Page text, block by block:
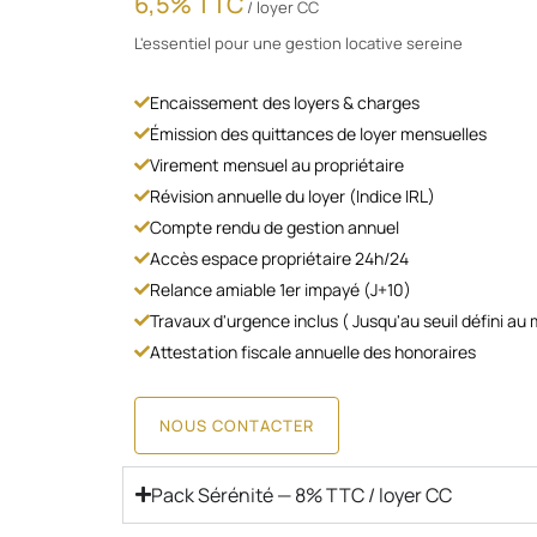
/ loyer CC
L'essentiel pour une gestion locative sereine
Encaissement des loyers & charges
Émission des quittances de loyer mensuelles
Virement mensuel au propriétaire
Révision annuelle du loyer (Indice IRL)
Compte rendu de gestion annuel
Accès espace propriétaire 24h/24
Relance amiable 1er impayé (J+10)
Travaux d'urgence inclus ( Jusqu'au seuil défini au
Attestation fiscale annuelle des honoraires
NOUS CONTACTER
Pack Sérénité — 8% TTC / loyer CC